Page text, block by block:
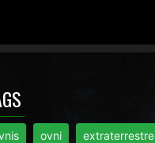
ovni extraterrestre